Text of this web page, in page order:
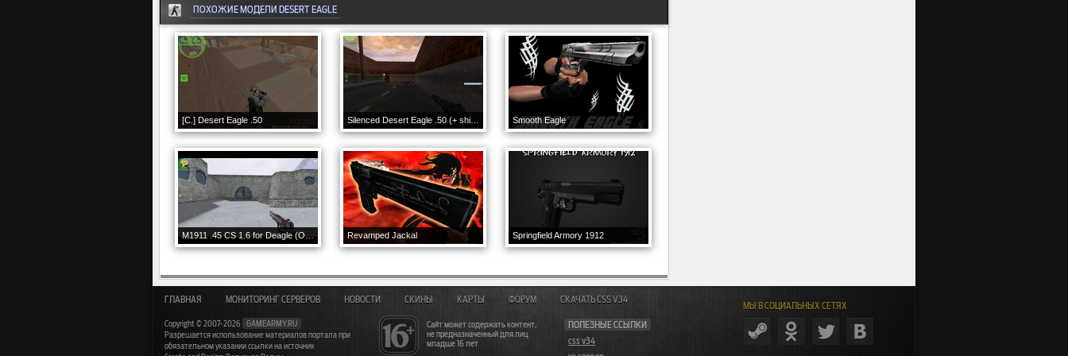
ПОХОЖИЕ МОДЕЛИ DESERT EAGLE
[C.] Desert Eagle .50 Smooth Eagle
M1911 .45 CS 1.6 for Deagle (Optional Colors) Revamped Jackal Springfield Armory 1912
МЫ В СОЦИАЛЬНЫХ СЕТЯХ
Сайт может содержать контент,
не предназначенный для лиц
младше 16 лет
ПОЛЕЗНЫЕ ССЫЛКИ
css v34
ГЛАВНАЯ МОНИТОРИНГ СЕРВЕРОВ НОВОСТИ СКИНЫ КАРТЫ ФОРУМ СКАЧАТЬ CSS V34
Copyright © 2007-2026
GAMEARMY.RU
Разрешается использование материалов портала при
обязательном указании ссылки на источник